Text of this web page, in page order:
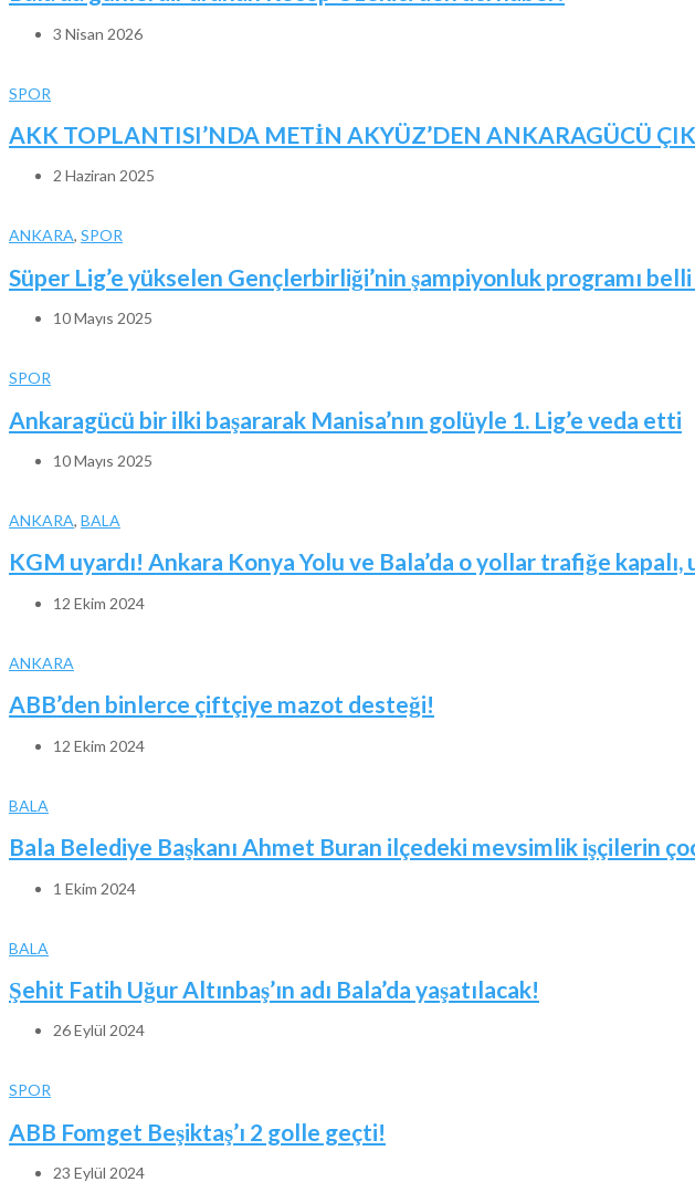
3 Nisan 2026
SPOR
AKK TOPLANTISI’NDA METİN AKYÜZ’DEN ANKARAGÜCÜ
2 Haziran 2025
ANKARA, SPOR
Süper Lig’e yükselen Gençlerbirliği’nin şampiyonluk programı
10 Mayıs 2025
SPOR
Ankaragücü bir ilki başararak Manisa’nın golüyle 1. Lig’e veda etti
10 Mayıs 2025
ANKARA, BALA
KGM uyardı! Ankara Konya Yolu ve Bala’da o yollar trafiğe
12 Ekim 2024
ANKARA
ABB’den binlerce çiftçiye mazot desteği!
12 Ekim 2024
BALA
Bala Belediye Başkanı Ahmet Buran ilçedeki mevsimlik işçilerin
1 Ekim 2024
BALA
Şehit Fatih Uğur Altınbaş’ın adı Bala’da yaşatılacak!
26 Eylül 2024
SPOR
ABB Fomget Beşiktaş’ı 2 golle geçti!
23 Eylül 2024